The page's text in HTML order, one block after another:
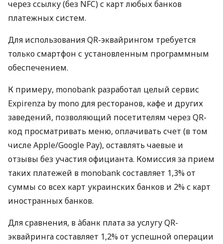
через ссылку (без NFC) с карт любых банков
платежных систем.
Для использования QR-эквайрингом требуется
только смартфон с установленным программным
обеспечением.
К примеру, monobank разработал целый сервис
Expirenza by mono для ресторанов, кафе и других
заведений, позволяющий посетителям через QR-
код просматривать меню, оплачивать счет (в том
числе Apple/Google Pay), оставлять чаевые и
отзывы без участия официанта. Комиссия за прием
таких платежей в monobank составляет 1,3% от
суммы со всех карт украинских банков и 2% с карт
иностранных банков.
Для сравнения, в àбанк плата за услугу QR-
эквайринга составляет 1,2% от успешной операции